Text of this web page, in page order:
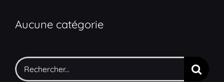
Aucune catégorie
Rechercher: